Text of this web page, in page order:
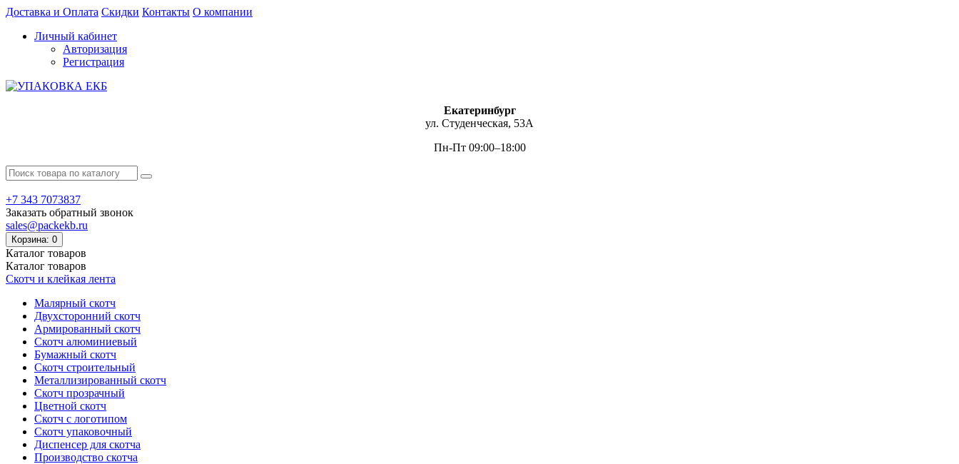
Доставка и Оплата Скидки Контакты О компании
Личный кабинет
Авторизация
Регистрация
Екатеринбург
ул. Студенческая, 53А
Пн-Пт 09:00–18:00
+7 343 7073837
Заказать обратный звонок
sales@packekb.ru
Корзина: 0
Каталог товаров
Каталог товаров
Скотч и клейкая лента
Малярный скотч
Двухсторонний скотч
Армированный скотч
Скотч алюминиевый
Бумажный скотч
Скотч строительный
Металлизированный скотч
Скотч прозрачный
Цветной скотч
Скотч с логотипом
Скотч упаковочный
Диспенсер для скотча
Производство скотча